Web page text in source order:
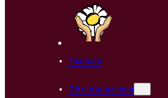
Главная
Об организации